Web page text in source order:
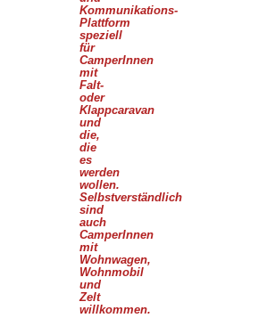
Kommunikations-
Plattform
speziell
für
CamperInnen
mit
Falt-
oder
Klappcaravan
und
die,
die
es
werden
wollen.
Selbstverständlich
sind
auch
CamperInnen
mit
Wohnwagen,
Wohnmobil
und
Zelt
willkommen.